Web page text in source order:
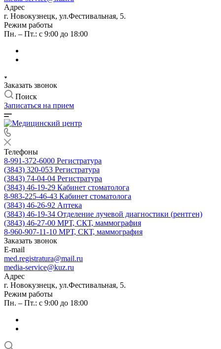
Адрес
г. Новокузнецк, ул.Фестивальная, 5.
Режим работы
Пн. – Пт.: с 9:00 до 18:00
Заказать звонок
Поиск
Записаться на прием
Телефоны
8-991-372-6000 Регистратура
(3843) 320-053 Регистратура
(3843) 74-04-04 Регистратура
(3843) 46-19-29 Кабинет стоматолога
8-983-225-46-43 Кабинет стоматолога
(3843) 46-26-92 Аптека
(3843) 46-19-34 Отделение лучевой диагностики (рентген)
(3843) 46-27-00 МРТ, СКТ, маммография
8-960-907-11-10 МРТ, СКТ, маммография
Заказать звонок
E-mail
med.registratura@mail.ru
media-service@kuz.ru
Адрес
г. Новокузнецк, ул.Фестивальная, 5.
Режим работы
Пн. – Пт.: с 9:00 до 18:00